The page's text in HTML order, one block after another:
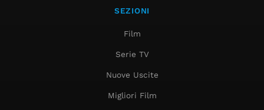
SEZIONI
Film
Serie TV
Nuove Uscite
Migliori Film